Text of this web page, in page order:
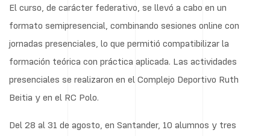
El curso, de carácter federativo, se llevó a cabo en un
formato semipresencial, combinando sesiones online con
jornadas presenciales, lo que permitió compatibilizar la
formación teórica con práctica aplicada. Las actividades
presenciales se realizaron en el Complejo Deportivo Ruth
Beitia y en el RC Polo.
Del 28 al 31 de agosto, en Santander, 10 alumnos y tres